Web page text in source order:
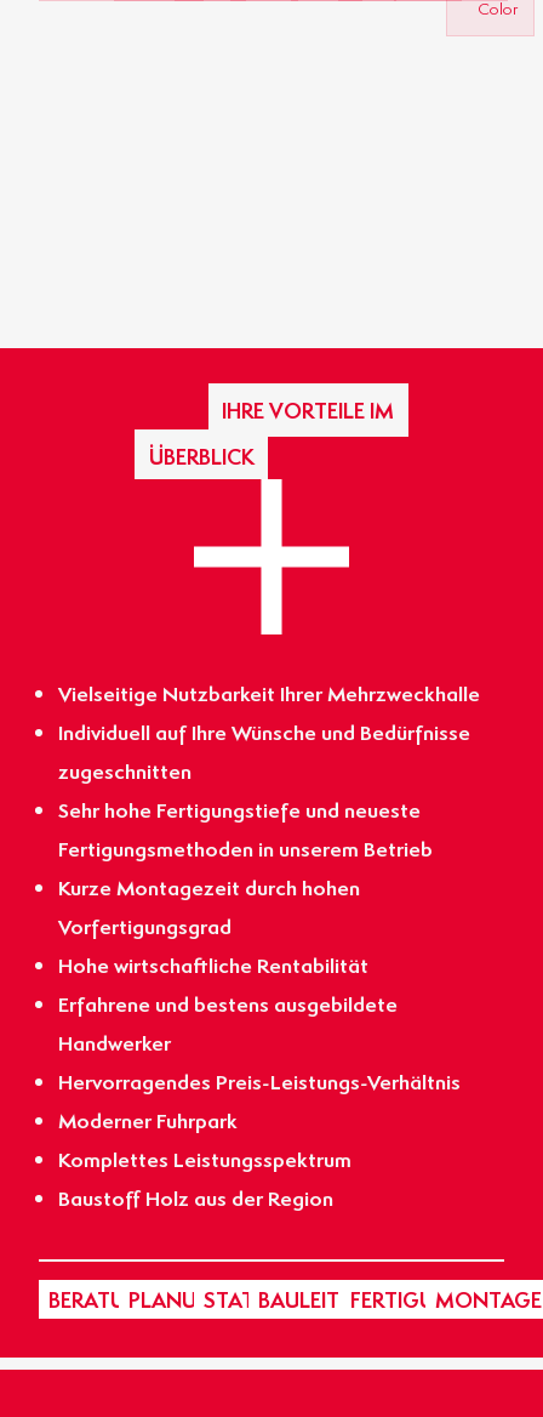
Color
IHRE VORTEILE IM
ÜBERBLICK
Vielseitige Nutzbarkeit Ihrer Mehrzweckhalle
Individuell auf Ihre Wünsche und Bedürfnisse
zugeschnitten
Sehr hohe Fertigungstiefe und neueste
Fertigungsmethoden in unserem Betrieb
Kurze Montagezeit durch hohen
Vorfertigungsgrad
Hohe wirtschaftliche Rentabilität
Erfahrene und bestens ausgebildete
Handwerker
Hervorragendes Preis-Leistungs-Verhältnis
Moderner Fuhrpark
Komplettes Leistungsspektrum
Baustoff Holz aus der Region
BERATUNGPLANUNGSTATIKBAULEITUNGFERTIGUNGMONTAGE